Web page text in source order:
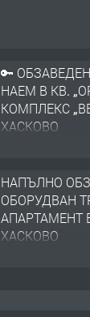
🔑
НАЕМ В КВ.
КОМПЛЕКС
ХАСКОВО
НАПЪЛНО
ОБОРУДВАН
АПАРТАМЕНТ
ХАСКОВО